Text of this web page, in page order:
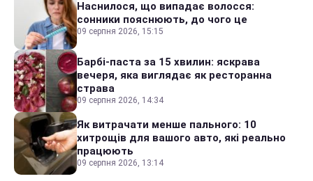
Наснилося, що випадає волосся:
сонники пояснюють, до чого це
09 серпня 2026, 15:15
Барбі-паста за 15 хвилин: яскрава
вечеря, яка виглядає як ресторанна
страва
09 серпня 2026, 14:34
Як витрачати менше пального: 10
хитрощів для вашого авто, які реально
працюють
09 серпня 2026, 13:14